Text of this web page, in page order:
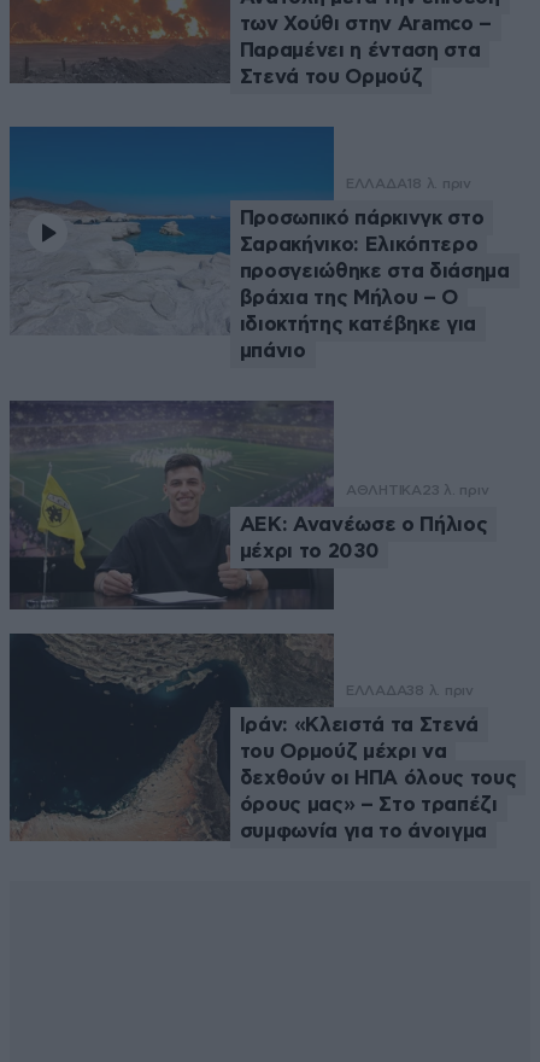
των Χούθι στην Aramco –
Παραμένει η ένταση στα
Στενά του Ορμούζ
ΕΛΛΑΔΑ 18 λ. πριν
Προσωπικό πάρκινγκ στο
Σαρακήνικο: Ελικόπτερο
προσγειώθηκε στα διάσημα
βράχια της Μήλου – Ο
ιδιοκτήτης κατέβηκε για
μπάνιο
ΑΘΛΗΤΙΚΑ23 λ. πριν
ΑΕΚ: Ανανέωσε ο Πήλιος
μέχρι το 2030
ΕΛΛΑΔΑ38 λ. πριν
Ιράν: «Κλειστά τα Στενά
του Ορμούζ μέχρι να
δεχθούν οι ΗΠΑ όλους τους
όρους μας» – Στο τραπέζι
συμφωνία για το άνοιγμα